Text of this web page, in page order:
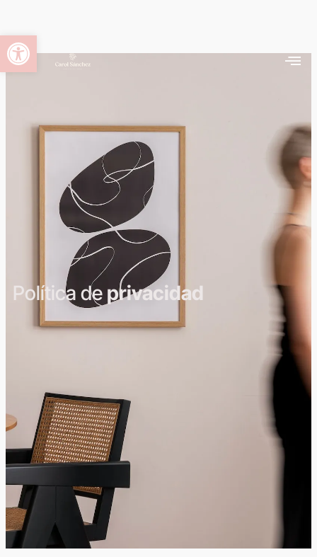
Abrir barra de herramientas
Política de privacidad